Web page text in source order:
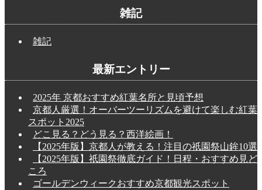
雑記
雑記
最新エントリー
2025年 京都おすすめ紅葉名所と見頃予想
京都人厳選！オーバーツーリズムを避けて楽しむ紅葉
スポット2025
どこ見る？どう見る？西洋絵画！
【2025年版】京都人が教える！注目の祇園祭山鉾10選
【2025年版】祇園祭徹底ガイド！日程・おすすめ見ど
ころ
ゴールデンウィークおすすめ京都観光スポット